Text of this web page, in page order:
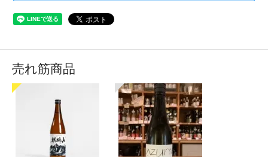
売れ筋商品